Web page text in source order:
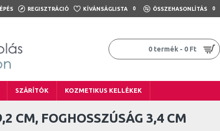
REGISZTRÁCIÓ KÍVÁNSÁGLISTA 0 ÖSSZEHASONLÍTÁS 0
0 termék - 0 Ft
SZÁRÍTÓK KOZMETIKUS KELLÉKEK
CM, FOGHOSSZÚSÁG 3,4 CM